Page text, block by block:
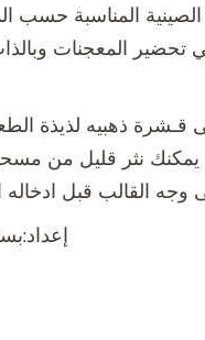
المناسبة حسب
المعجنات
قـشرة ذهبيه لذيذة
نثر قليل من
القالب قبل ادخاله